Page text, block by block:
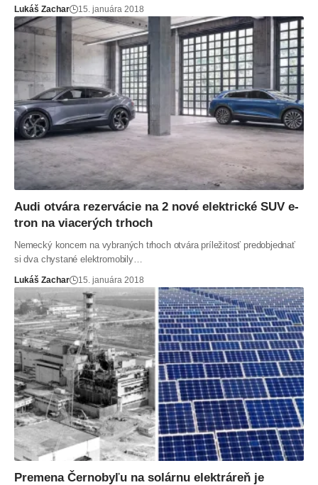
Lukáš Zachar 15. januára 2018
Audi otvára rezervácie na 2 nové elektrické SUV e-
tron na viacerých trhoch
Nemecký koncern na vybraných trhoch otvára príležitosť predobjednať
si dva chystané elektromobily…
Lukáš Zachar 15. januára 2018
Premena Černobyľu na solárnu elektráreň je